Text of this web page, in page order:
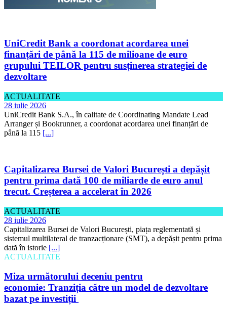
UniCredit Bank a coordonat acordarea unei
finanțări de până la 115 de milioane de euro
grupului TEILOR pentru susținerea strategiei de
dezvoltare
ACTUALITATE
28 iulie 2026
UniCredit Bank S.A., în calitate de Coordinating Mandate Lead
Arranger și Bookrunner, a coordonat acordarea unei finanțări de
până la 115 [...]
Capitalizarea Bursei de Valori București a depășit
pentru prima dată 100 de miliarde de euro anul
trecut. Creșterea a accelerat în 2026
ACTUALITATE
28 iulie 2026
Capitalizarea Bursei de Valori București, piața reglementată și
sistemul multilateral de tranzacționare (SMT), a depășit pentru prima
dată în istorie [...]
ACTUALITATE
Miza următorului deceniu pentru
economie: Tranziția către un model de dezvoltare
bazat pe investiții